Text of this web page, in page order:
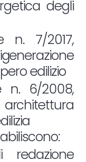
degli
n. 7/2017,
edilizio
n. 6/2008,